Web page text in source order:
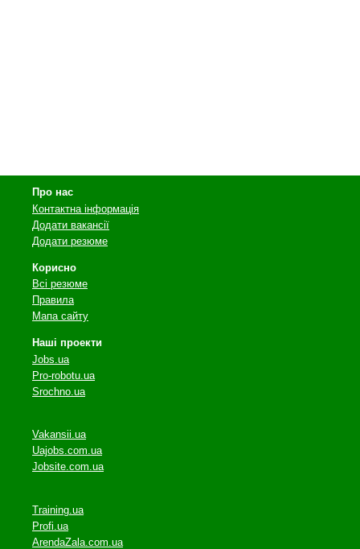
Про нас
Контактна інформація
Додати вакансії
Додати резюме
Корисно
Всі резюме
Правила
Мапа сайту
Наші проекти
Jobs.ua
Pro-robotu.ua
Srochno.ua
Vakansii.ua
Uajobs.com.ua
Jobsite.com.ua
Training.ua
Profi.ua
ArendaZala.com.ua